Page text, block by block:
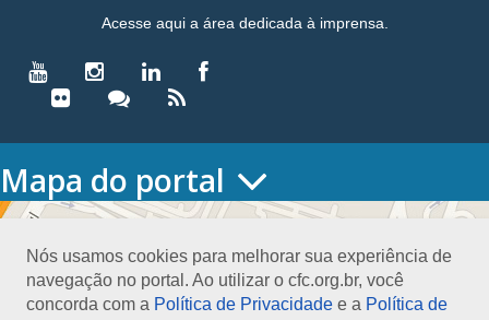
Nós usamos cookies para melhorar sua experiência de
navegação no portal. Ao utilizar o cfc.org.br, você
concorda com a Política de Privacidade e a Política de
Acesse aqui a área dedicada à imprensa.
Mapa do portal
HOME
Conselho Diretor
Nossa Sede
Planejamento